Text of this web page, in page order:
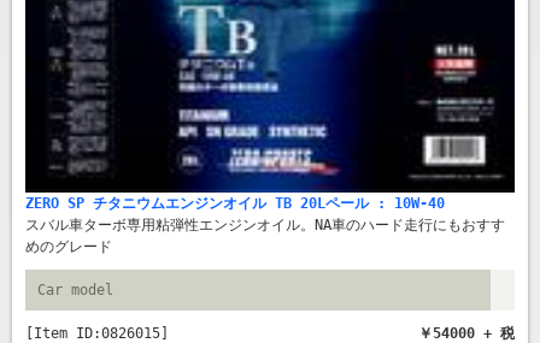
ZERO SP チタニウムエンジンオイル TB 20Lペール : 10W-40
スバル車ターボ専用粘弾性エンジンオイル。NA車のハード走行にもおすす
めのグレード
Car model
[Item ID:0826015] ￥54000 + 税